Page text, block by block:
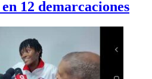
12 demarcaciones